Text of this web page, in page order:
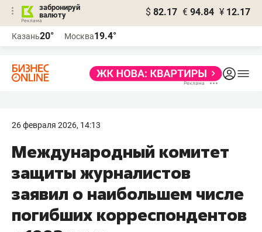
забронируй
валюту
$ 82.17 € 94.84 ¥ 12.17
Казань20° Москва19.4°
26 февраля 2026, 14:13
Международный комитет
защиты журналистов
заявил о наибольшем числе
погибших корреспондентов